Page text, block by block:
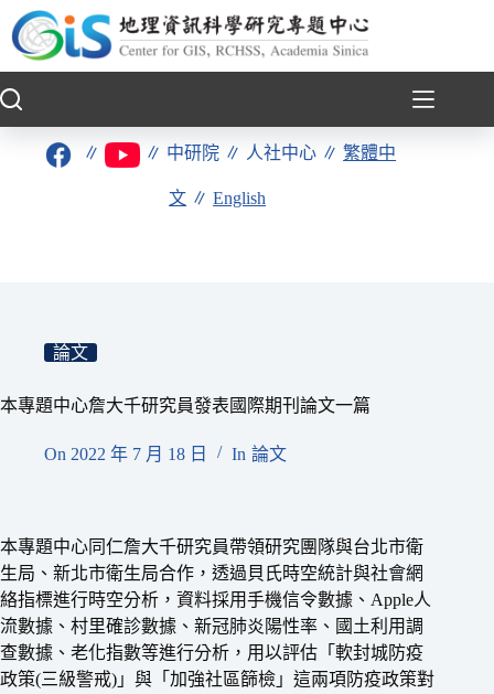
至
要
∥ ∥ 中研院 ∥ 人社中心 ∥繁體中
文 ∥English
論文
本專題中心詹大千研究員發表國際期刊論文一篇
On 2022 年 7 月 18 日 In 論文
本專題中心同仁詹大千研究員帶領研究團隊與台北市衛
生局、新北市衛生局合作，透過貝氏時空統計與社會網
絡指標進行時空分析，資料採用手機信令數據、Apple人
流數據、村里確診數據、新冠肺炎陽性率、國土利用調
查數據、老化指數等進行分析，用以評估「軟封城防疫
政策(三級警戒)」與「加強社區篩檢」這兩項防疫政策對